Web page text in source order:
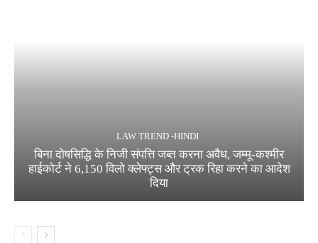
LAW TREND -HINDI
बिना दोषसिद्धि के निजी संपत्ति जब्त करना अवैध, जम्मू-कश्मीर
हाईकोर्ट ने 6,150 विलो क्लेफ्ट्स और ट्रक रिहा करने का आदेश
दिया